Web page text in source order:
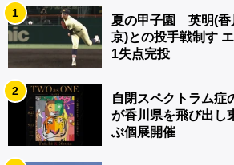
1
夏の甲子園 英明(香
京)との投手戦制す
1失点完投
2
自閉スペクトラム症
が香川県を飛び出
ぶ個展開催